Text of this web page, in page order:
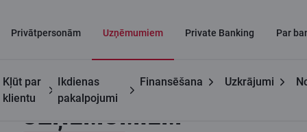
Privātpersonām Uzņēmumiem Private Banking Par
Kļūt par
klientu
Ikdienas
pakalpojumi
Finansēšana Uzkrājumi
JAUNDIBINĀTIEM
UZŅĒMUMIEM